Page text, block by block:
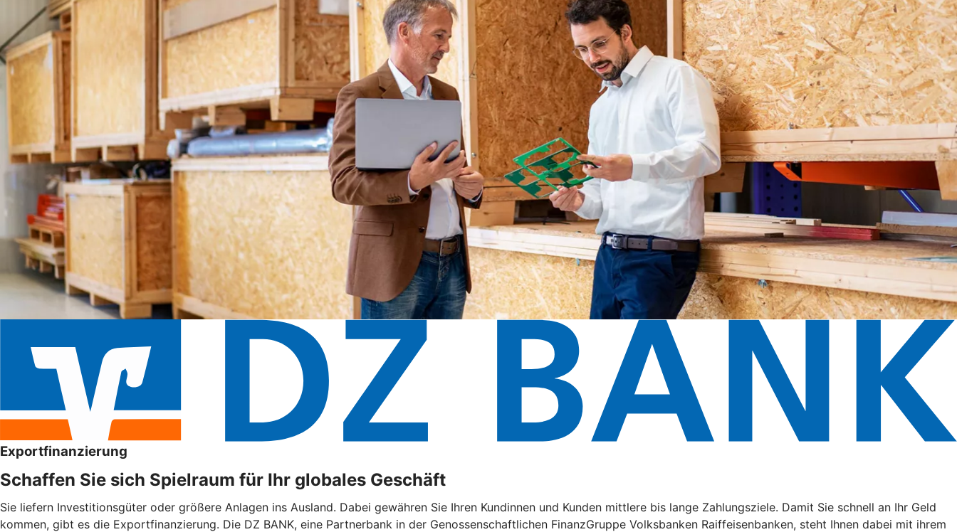
Exportfinanzierung
Schaffen Sie sich Spielraum für Ihr globales Geschäft
Sie liefern Investitionsgüter oder größere Anlagen ins Ausland. Dabei gewähren Sie Ihren Kundinnen und Kunden mittlere bis lange Zahlungsziele. Damit Sie schnell an Ihr Geld
kommen, gibt es die Exportfinanzierung. Die DZ BANK, eine Partnerbank in der Genossenschaftlichen FinanzGruppe Volksbanken Raiffeisenbanken, steht Ihnen dabei mit ihrem